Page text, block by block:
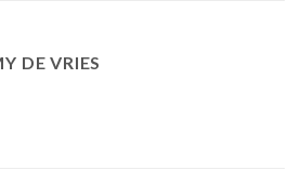
DE VRIES